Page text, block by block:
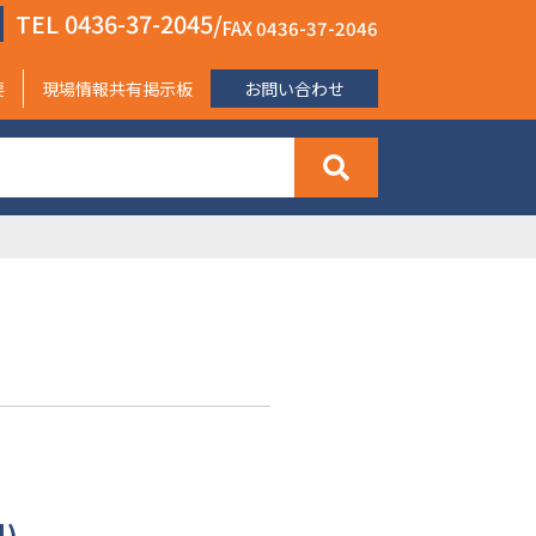
TEL 0436-37-2045/FAX 0436-37-2046
現場情報共有掲示板 お問い合わせ